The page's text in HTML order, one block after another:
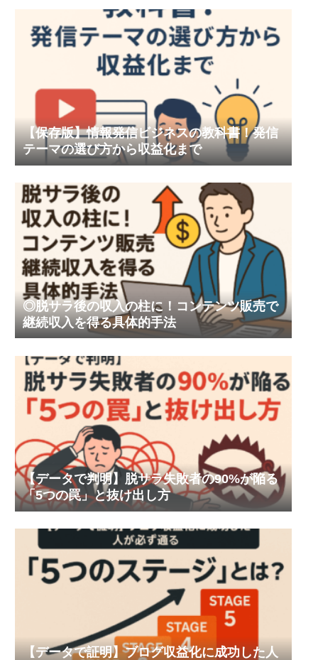
【保存版】情報発信ビジネスの教科書！発信
テーマの選び方から収益化まで
◎脱サラ後の収入の柱に！コンテンツ販売で
継続収入を得る具体的手法
【データで判明】脱サラ失敗者の90%が陥る
「5つの罠」と抜け出し方
【データで証明】ブログ収益化に成功した人